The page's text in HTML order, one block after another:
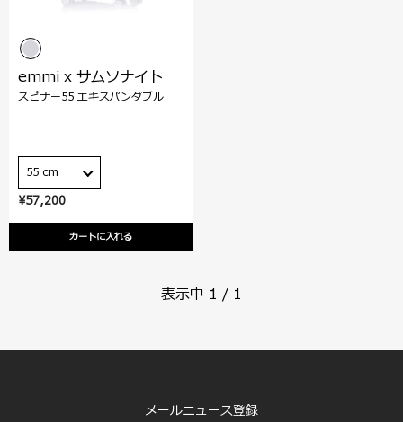
¥57,200
カートに入れる
emmi x サムソナイト
スピナー55 エキスパンダブル
55 cm
表示中 1 / 1
メールニュース登録